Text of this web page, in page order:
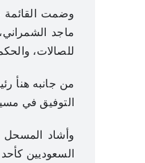
ماجد
للصالات،
من جانبه هنأ
التوفيق في
وأشاد المسحل
السعوديين